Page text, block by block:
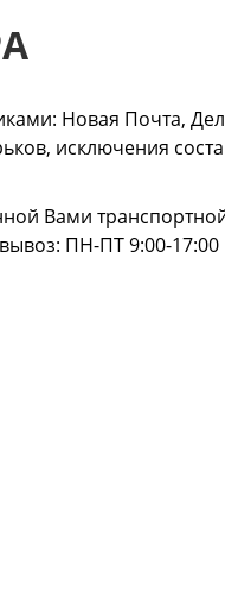
Новая Почта,
исключения
Вами
ПН-ПТ 9:00-